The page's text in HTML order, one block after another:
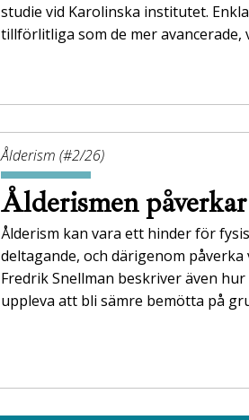
studie vid Karolinska institutet.
tillförlitliga som de mer avancerade,
Ålderism (#2/26)
Ålderismen
Ålderism kan vara ett hinder för
deltagande, och därigenom påverka
Fredrik Snellman beskriver även
uppleva att bli sämre bemötta på